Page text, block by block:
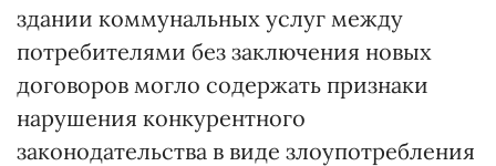
здании коммунальных услуг между
потребителями без заключения новых
договоров могло содержать признаки
нарушения конкурентного
законодательства в виде злоупотребления